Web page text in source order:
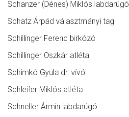
Schanzer (Dénes) Miklós labdarúgó
Schatz Árpád választmányi tag
Schillinger Ferenc birkózó
Schillinger Oszkár atléta
Schimkó Gyula dr. vívó
Schleifer Miklós atléta
Schneller Ármin labdarúgó